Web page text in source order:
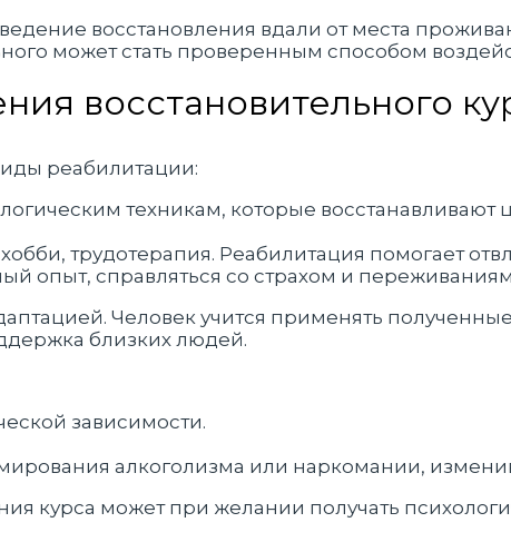
восстановления вдали от места
может стать проверенным способом
восстановительного
реабилитации:
техникам, которые восстанавливают
трудотерапия. Реабилитация помогает
опыт, справляться со страхом и
Человек учится применять
близких людей.
зависимости.
алкоголизма или наркомании,
курса может при желании получать